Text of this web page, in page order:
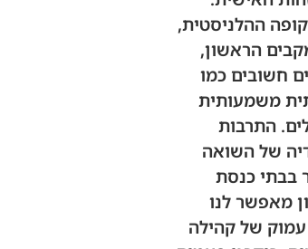
ההלניסטית,
הראשון,
חשובים כמו
משמעותית
התרבות
של השואה
בבתי כנסת
מאפשר לנו
עמוק של קהילה